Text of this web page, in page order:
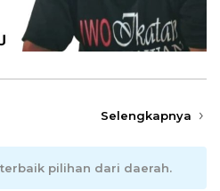
Selengkapnya
pilihan dari daerah.